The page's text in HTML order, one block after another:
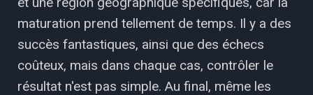
maturation prend tellement de temps. Il y a des
succès fantastiques, ainsi que des échecs
coûteux, mais dans chaque cas, contrôler le
résultat n'est pas simple. Au final, même les